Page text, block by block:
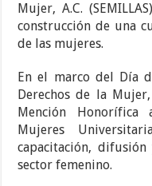
Mujer, A.C.
construcción de una
de las mujeres.
En el marco del Día
Derechos de la
Mención Honorífica
Mujeres
capacitación, difusión
sector femenino.